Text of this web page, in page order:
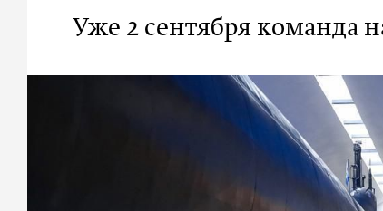
Уже 2 сентября команда